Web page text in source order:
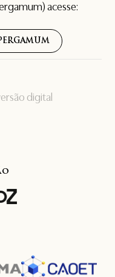
digital
acesse: